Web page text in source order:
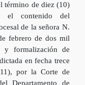
término de diez (10)
el contenido del
de la señora N.
febrero de dos mil
y formalización de
en fecha trece
por la Corte de
Departamento de